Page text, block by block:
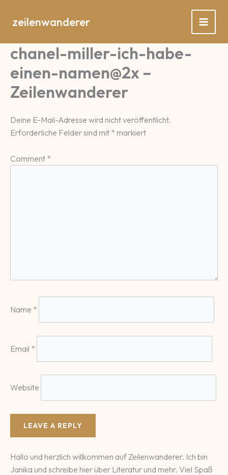
Inhaltzeilenwanderer
chanel-miller-ich-habe-
einen-namen@2x –
Zeilenwanderer
Deine E-Mail-Adresse wird nicht veröffentlicht.
Erforderliche Felder sind mit * markiert
Comment *
Name *
Email *
Website
Hallo und herzlich willkommen auf Zeilenwanderer. Ich bin
Janika und schreibe hier über Literatur und mehr. Viel Spaß